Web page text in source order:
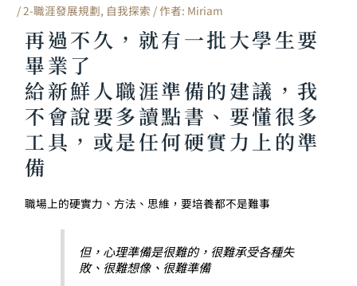
/2-職涯發展規劃, 自我探索 / 作者: Miriam
再過不久，就有一批大學生要
畢業了
給新鮮人職涯準備的建議，我
不會說要多讀點書、要懂很多
工具，或是任何硬實力上的準
備
職場上的硬實力、方法、思維，要培養都不是難事
但，心理準備是很難的，很難承受各種失
敗、很難想像、很難準備